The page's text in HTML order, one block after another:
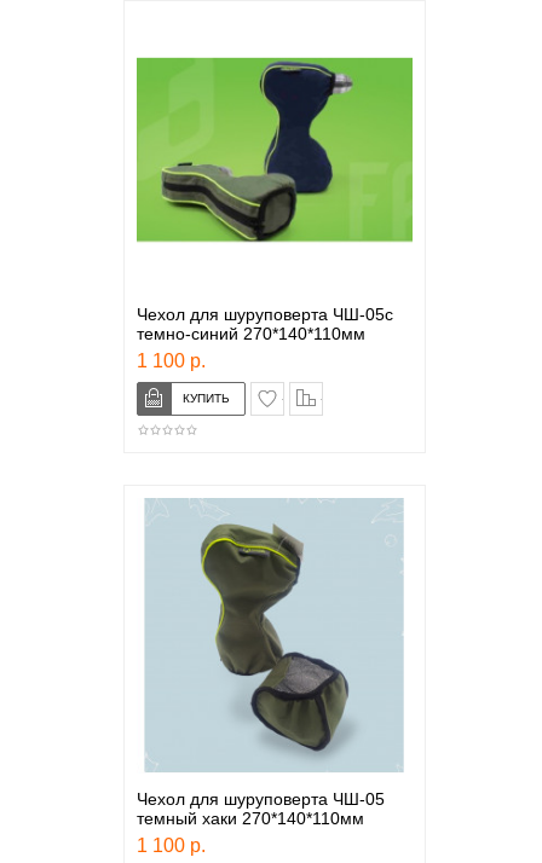
Чехол для шуруповерта ЧШ-05с
темно-синий 270*140*110мм
1 100 р.
в закладки
Чехол для шуруповерта ЧШ-05
темный хаки 270*140*110мм
1 100 р.